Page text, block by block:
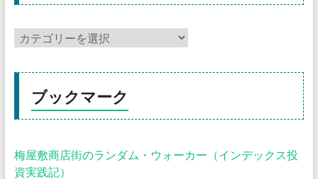
ブックマーク
梅屋敷商店街のランダム・ウォーカー（インデックス投
資実践記）